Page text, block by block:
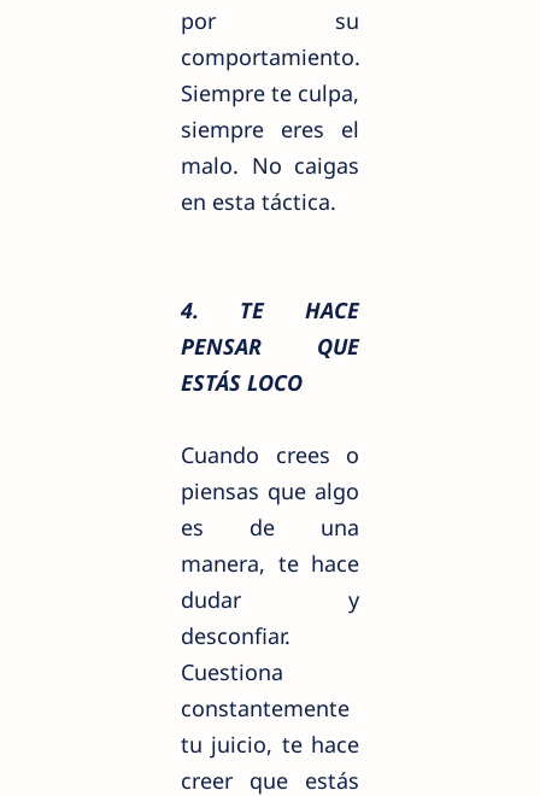
por su
comportamiento.
Siempre te culpa,
siempre eres el
malo. No caigas
en esta táctica.
4. TE HACE
PENSAR QUE
ESTÁS LOCO
Cuando crees o
piensas que algo
es de una
manera, te hace
dudar y
desconfiar.
Cuestiona
constantemente
tu juicio, te hace
creer que estás